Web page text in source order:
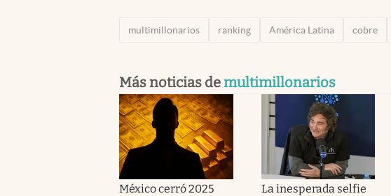
multimillonarios ranking América Latina cobre
Más noticias demultimillonarios
México cerró 2025
La inesperada selfie